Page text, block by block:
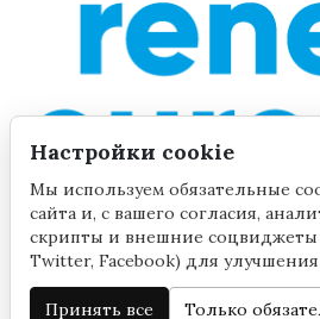
Настройки cookie
Мы используем обязательные
сайта и, с вашего согласия,
скрипты и внешние соцвиджеты
Twitter, Facebook) для улучшения
Принять все Только